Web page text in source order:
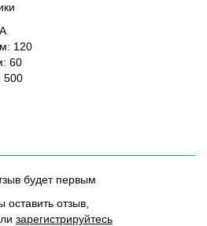
120
60
500
будет первым
оставить отзыв,
зарегистрируйтесь